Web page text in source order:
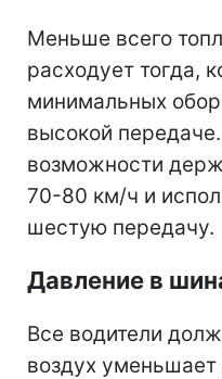
Меньше всего
расходует тогда,
минимальных
высокой
возможности
70-80 км/ч и
шестую передачу.
Давление в
Все водители
воздух